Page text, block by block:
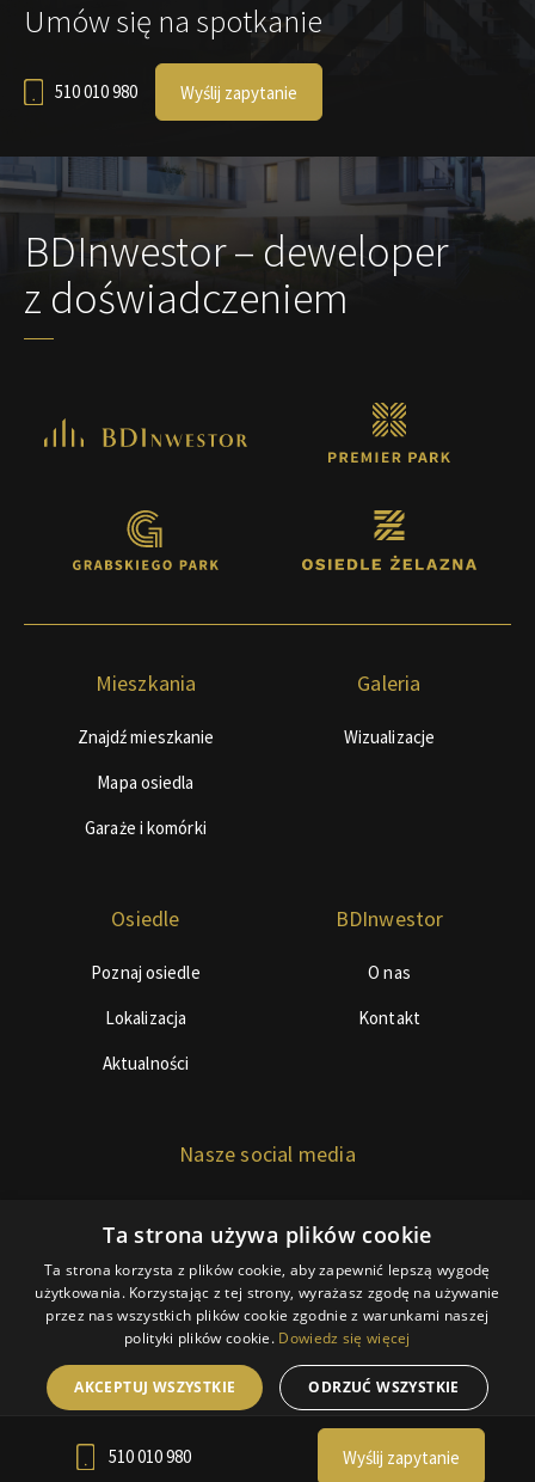
510 010 980 Wyślij zapytanie
Umów się na spotkanie
510 010 980 Wyślij zapytanie
BDInwestor – deweloper
z doświadczeniem
Mieszkania
Znajdź mieszkanie
Mapa osiedla
Garaże i komórki
Galeria
Wizualizacje
Osiedle
Poznaj osiedle
Lokalizacja
Aktualności
BDInwestor
O nas
Kontakt
Nasze social media
© Copyright 2018 BDInwestor
Polityka ciasteczek
RODO
Webdesign by Webidea.pl
Ta strona używa plików cookie
Ta strona korzysta z plików cookie, aby zapewnić lepszą wygodę
użytkowania. Korzystając z tej strony, wyrażasz zgodę na używanie
przez nas wszystkich plików cookie zgodnie z warunkami naszej
polityki plików cookie. Dowiedz się więcej
AKCEPTUJ WSZYSTKIE ODRZUĆ WSZYSTKIE
POKAŻ SZCZEGÓŁY
POWERED BY COOKIESCRIPT